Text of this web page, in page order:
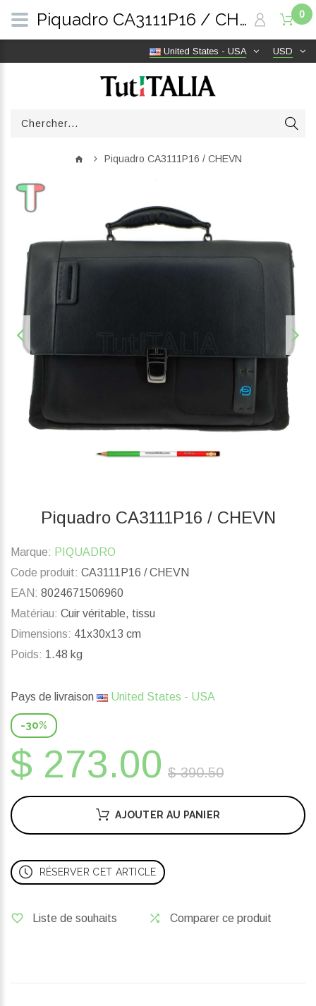
USD
United States - USA
0
Piquadro CA3111P16 / CHEVN
Piquadro CA3111P16 / CHEVN
Marque: PIQUADRO
Code produit: CA3111P16 / CHEVN
EAN: 8024671506960
Matériau: Cuir véritable, tissu
Dimensions: 41x30x13 cm
Poids: 1.48 kg
Pays de livraison United States - USA
-30%
$ 273.00 $ 390.50
AJOUTER AU PANIER
RÉSERVER CET ARTICLE
Liste de souhaits Comparer ce produit
Piquadro CA3111P16 / CHEVN | TutITALIA